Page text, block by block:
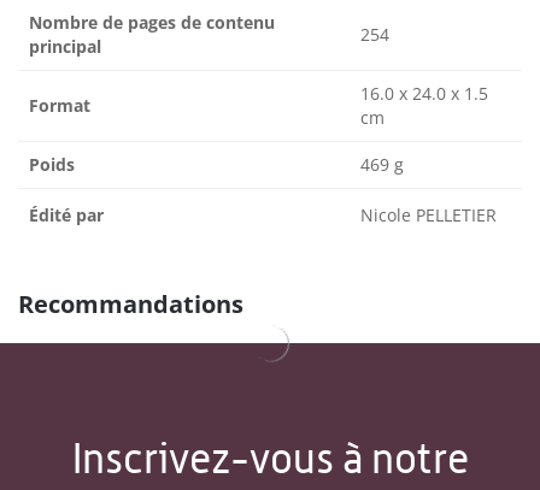
Nombre de pages de contenu
principal
254
Format
16.0 x 24.0 x 1.5
cm
Poids 469 g
Édité par Nicole PELLETIER
Recommandations
Inscrivez-vous à notre